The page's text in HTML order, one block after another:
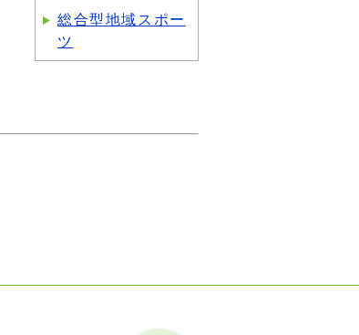
総合型地域スポー
ツ